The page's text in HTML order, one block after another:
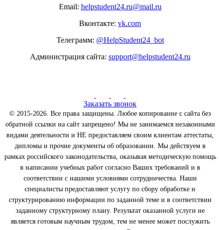
Email: helpstudent24.ru@mail.ru
Вконтакте: vk.com
Телеграмм: @HelpStudent24_bot
Администрация сайта: support@helpstudent24.ru
Заказать звонок
© 2015-2026. Все права защищены. Любое копирование с сайта без
обратной ссылки на сайт запрещено! Мы не занимаемся незаконными
видами деятельности и НЕ предоставляем своим клиентам аттестаты,
дипломы и прочие документы об образовании. Мы действуем в
рамках российского законодательства, оказывая методическую помощь
в написании учебных работ согласно Ваших требований и в
соответствии с нашими условиями сотрудничества. Наши
специалисты предоставляют услугу по сбору обработке и
структурированию информации по заданной теме и в соответствии
заданному структурному плану. Результат оказанной услуги не
является готовым научным трудом, тем не менее может послужить